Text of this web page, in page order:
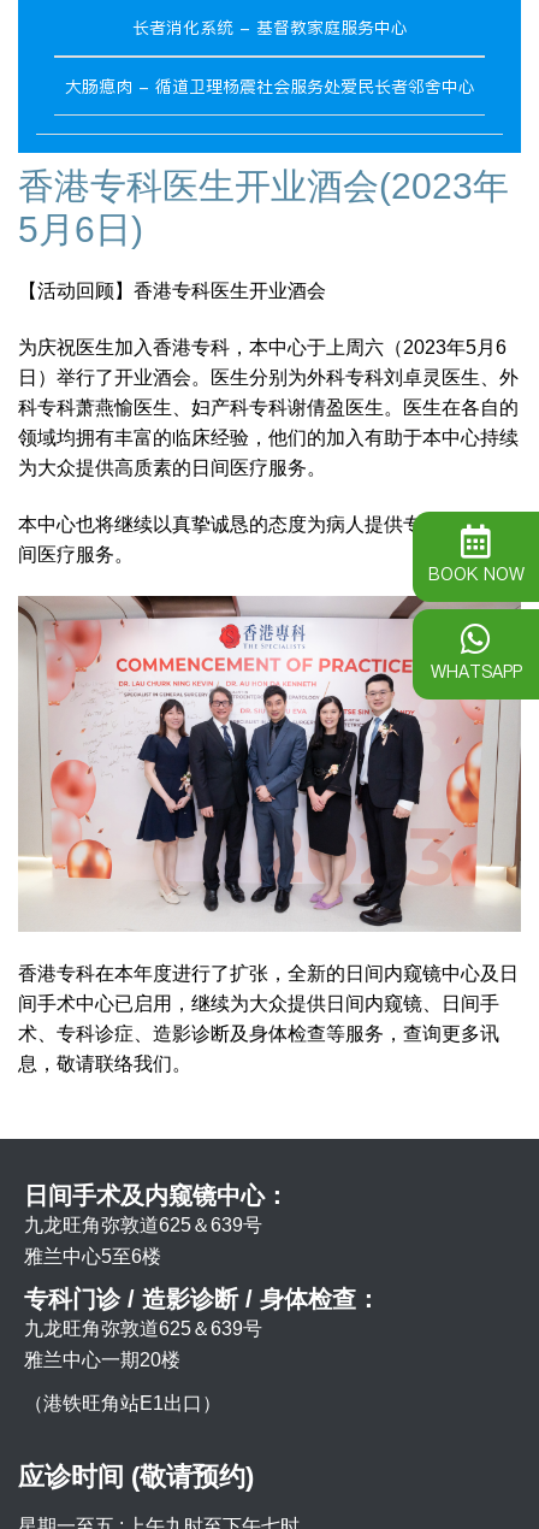
长者消化系统 - 基督教家庭服务中心
大肠瘜肉 - 循道卫理杨震社会服务处爱民长者邻舍中心
香港专科医生开业酒会(2023年
5月6日)
【活动回顾】香港专科医生开业酒会
为庆祝医生加入香港专科，本中心于上周六（2023年5月6
日）举行了开业酒会。医生分别为外科专科刘卓灵医生、外
科专科萧燕愉医生、妇产科专科谢倩盈医生。医生在各自的
领域均拥有丰富的临床经验，他们的加入有助于本中心持续
为大众提供高质素的日间医疗服务。
本中心也将继续以真挚诚恳的态度为病人提供专业可靠的日
间医疗服务。
香港专科在本年度进行了扩张，全新的日间内窥镜中心及日
间手术中心已启用，继续为大众提供日间内窥镜、日间手
术、专科诊症、造影诊断及身体检查等服务，查询更多讯
息，敬请联络我们。
日间手术及内窥镜中心：
九龙旺角弥敦道625＆639号
雅兰中心5至6楼
专科门诊 / 造影诊断 / 身体检查：
九龙旺角弥敦道625＆639号
雅兰中心一期20楼
（港铁旺角站E1出口）
应诊时间 (敬请预约)
BOOK NOW
WHATSAPP